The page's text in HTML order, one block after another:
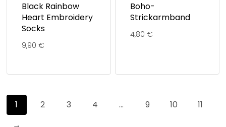
Black Rainbow
Heart Embroidery
Socks
9,90 €
Boho-
Strickarmband
4,80 €
1 2 3 4 … 9 10
11